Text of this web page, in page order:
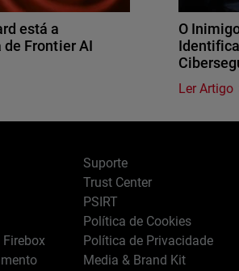
está a
Frontier AI
O
Ler Artigo
Suporte
Trust Center
PSIRT
Política de Cookies
Política de Privacidade
Media & Brand Kit